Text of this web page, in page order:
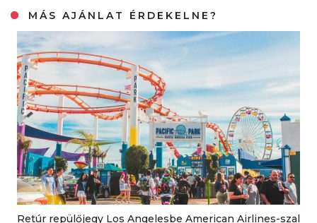
MÁS AJÁNLAT ÉRDEKELNE?
Retúr repülőjegy Los Angelesbe American Airlines-szal